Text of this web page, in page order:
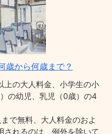
歳から何歳まで？
上の大人料金、小学生の小
の幼児、乳児（0歳）の4
で無料、大人料金のおよ
されるのは、例外を除いて